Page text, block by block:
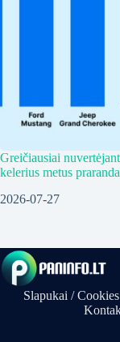
Greičiausiai
kelerius metus
2026-07-27
Slapukai / Cookies